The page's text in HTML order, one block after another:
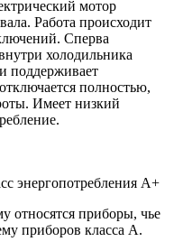
мотор
Работа происходит
Сперва
холодильника
поддерживает
полностью,
Имеет низкий
энергопотребления А+
относятся приборы, чье
приборов класса А.